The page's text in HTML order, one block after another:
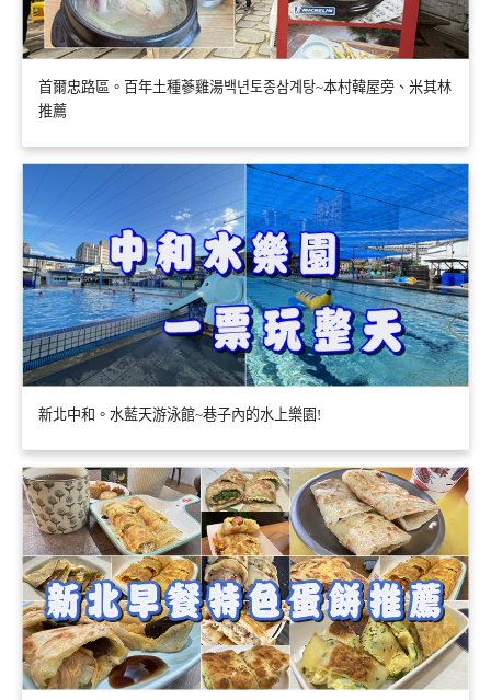
首爾忠路區。百年土種蔘雞湯백년토종삼계탕~本村韓屋旁、米其林
推薦
新北中和。水藍天游泳館~巷子內的水上樂園!